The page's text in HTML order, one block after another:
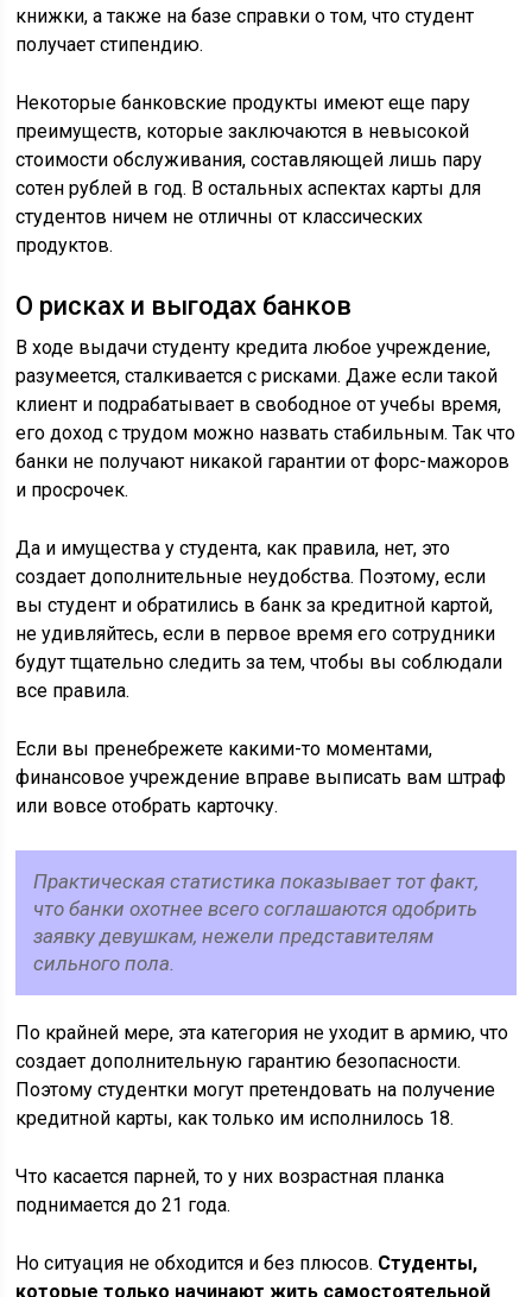
книжки, а также на базе справки о том, что студент
получает стипендию.
Некоторые банковские продукты имеют еще пару
преимуществ, которые заключаются в невысокой
стоимости обслуживания, составляющей лишь пару
сотен рублей в год. В остальных аспектах карты для
студентов ничем не отличны от классических
продуктов.
О рисках и выгодах банков
В ходе выдачи студенту кредита любое учреждение,
разумеется, сталкивается с рисками. Даже если такой
клиент и подрабатывает в свободное от учебы время,
его доход с трудом можно назвать стабильным. Так что
банки не получают никакой гарантии от форс-мажоров
и просрочек.
Да и имущества у студента, как правила, нет, это
создает дополнительные неудобства. Поэтому, если
вы студент и обратились в банк за кредитной картой,
не удивляйтесь, если в первое время его сотрудники
будут тщательно следить за тем, чтобы вы соблюдали
все правила.
Если вы пренебрежете какими-то моментами,
финансовое учреждение вправе выписать вам штраф
или вовсе отобрать карточку.
Практическая статистика показывает тот факт,
что банки охотнее всего соглашаются одобрить
заявку девушкам, нежели представителям
сильного пола.
По крайней мере, эта категория не уходит в армию, что
создает дополнительную гарантию безопасности.
Поэтому студентки могут претендовать на получение
кредитной карты, как только им исполнилось 18.
Что касается парней, то у них возрастная планка
поднимается до 21 года.
Но ситуация не обходится и без плюсов. Студенты,
которые только начинают жить самостоятельной